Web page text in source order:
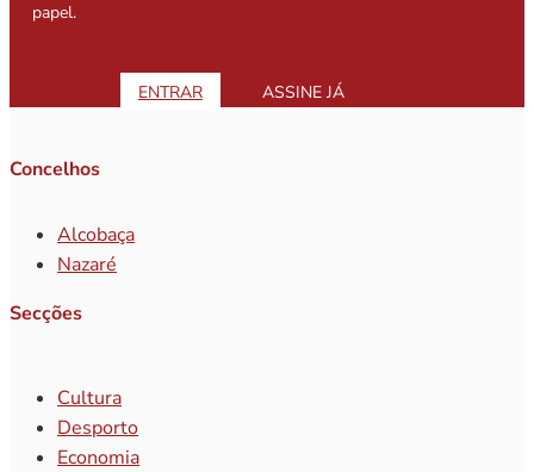
papel.
ENTRAR ASSINE JÁ
Concelhos
Alcobaça
Nazaré
Secções
Cultura
Desporto
Economia